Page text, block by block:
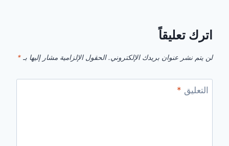
اترك تعليقاً
لن يتم نشر عنوان بريدك الإلكتروني. الحقول الإلزامية مشار إليها بـ *
التعليق *